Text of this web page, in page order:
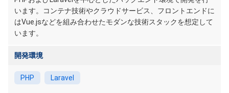
います。コンテナ技術やクラウドサービス、フロントエンドに
はVue.jsなどを組み合わせたモダンな技術スタックを想定して
います。
開発環境
PHP Laravel